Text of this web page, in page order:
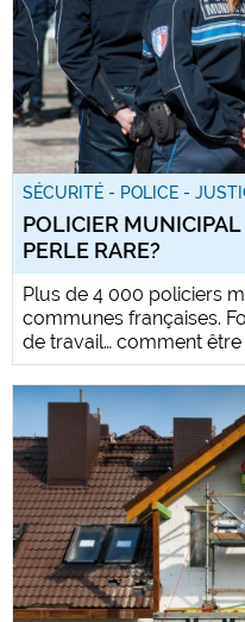
SÉCURITÉ - POLICE -
POLICIER
PERLE RARE?
Plus de 4 000 policiers
communes françaises.
de travail… comment être